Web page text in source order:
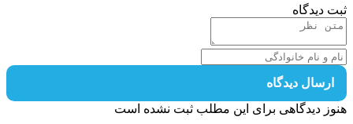
دیدگاه
دیدگاه
دیدگاهی برای این مطلب ثبت نشده است